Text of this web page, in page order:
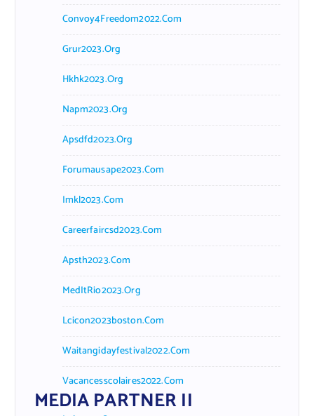
Convoy4Freedom2022.com
Grur2023.org
Hkhk2023.org
Napm2023.org
Apsdfd2023.org
Forumausape2023.com
Imkl2023.com
Careerfaircsd2023.com
Apsth2023.com
MedItRio2023.org
Lcicon2023boston.com
Waitangidayfestival2022.com
Vacancesscolaires2022.com
MEDIA PARTNER II